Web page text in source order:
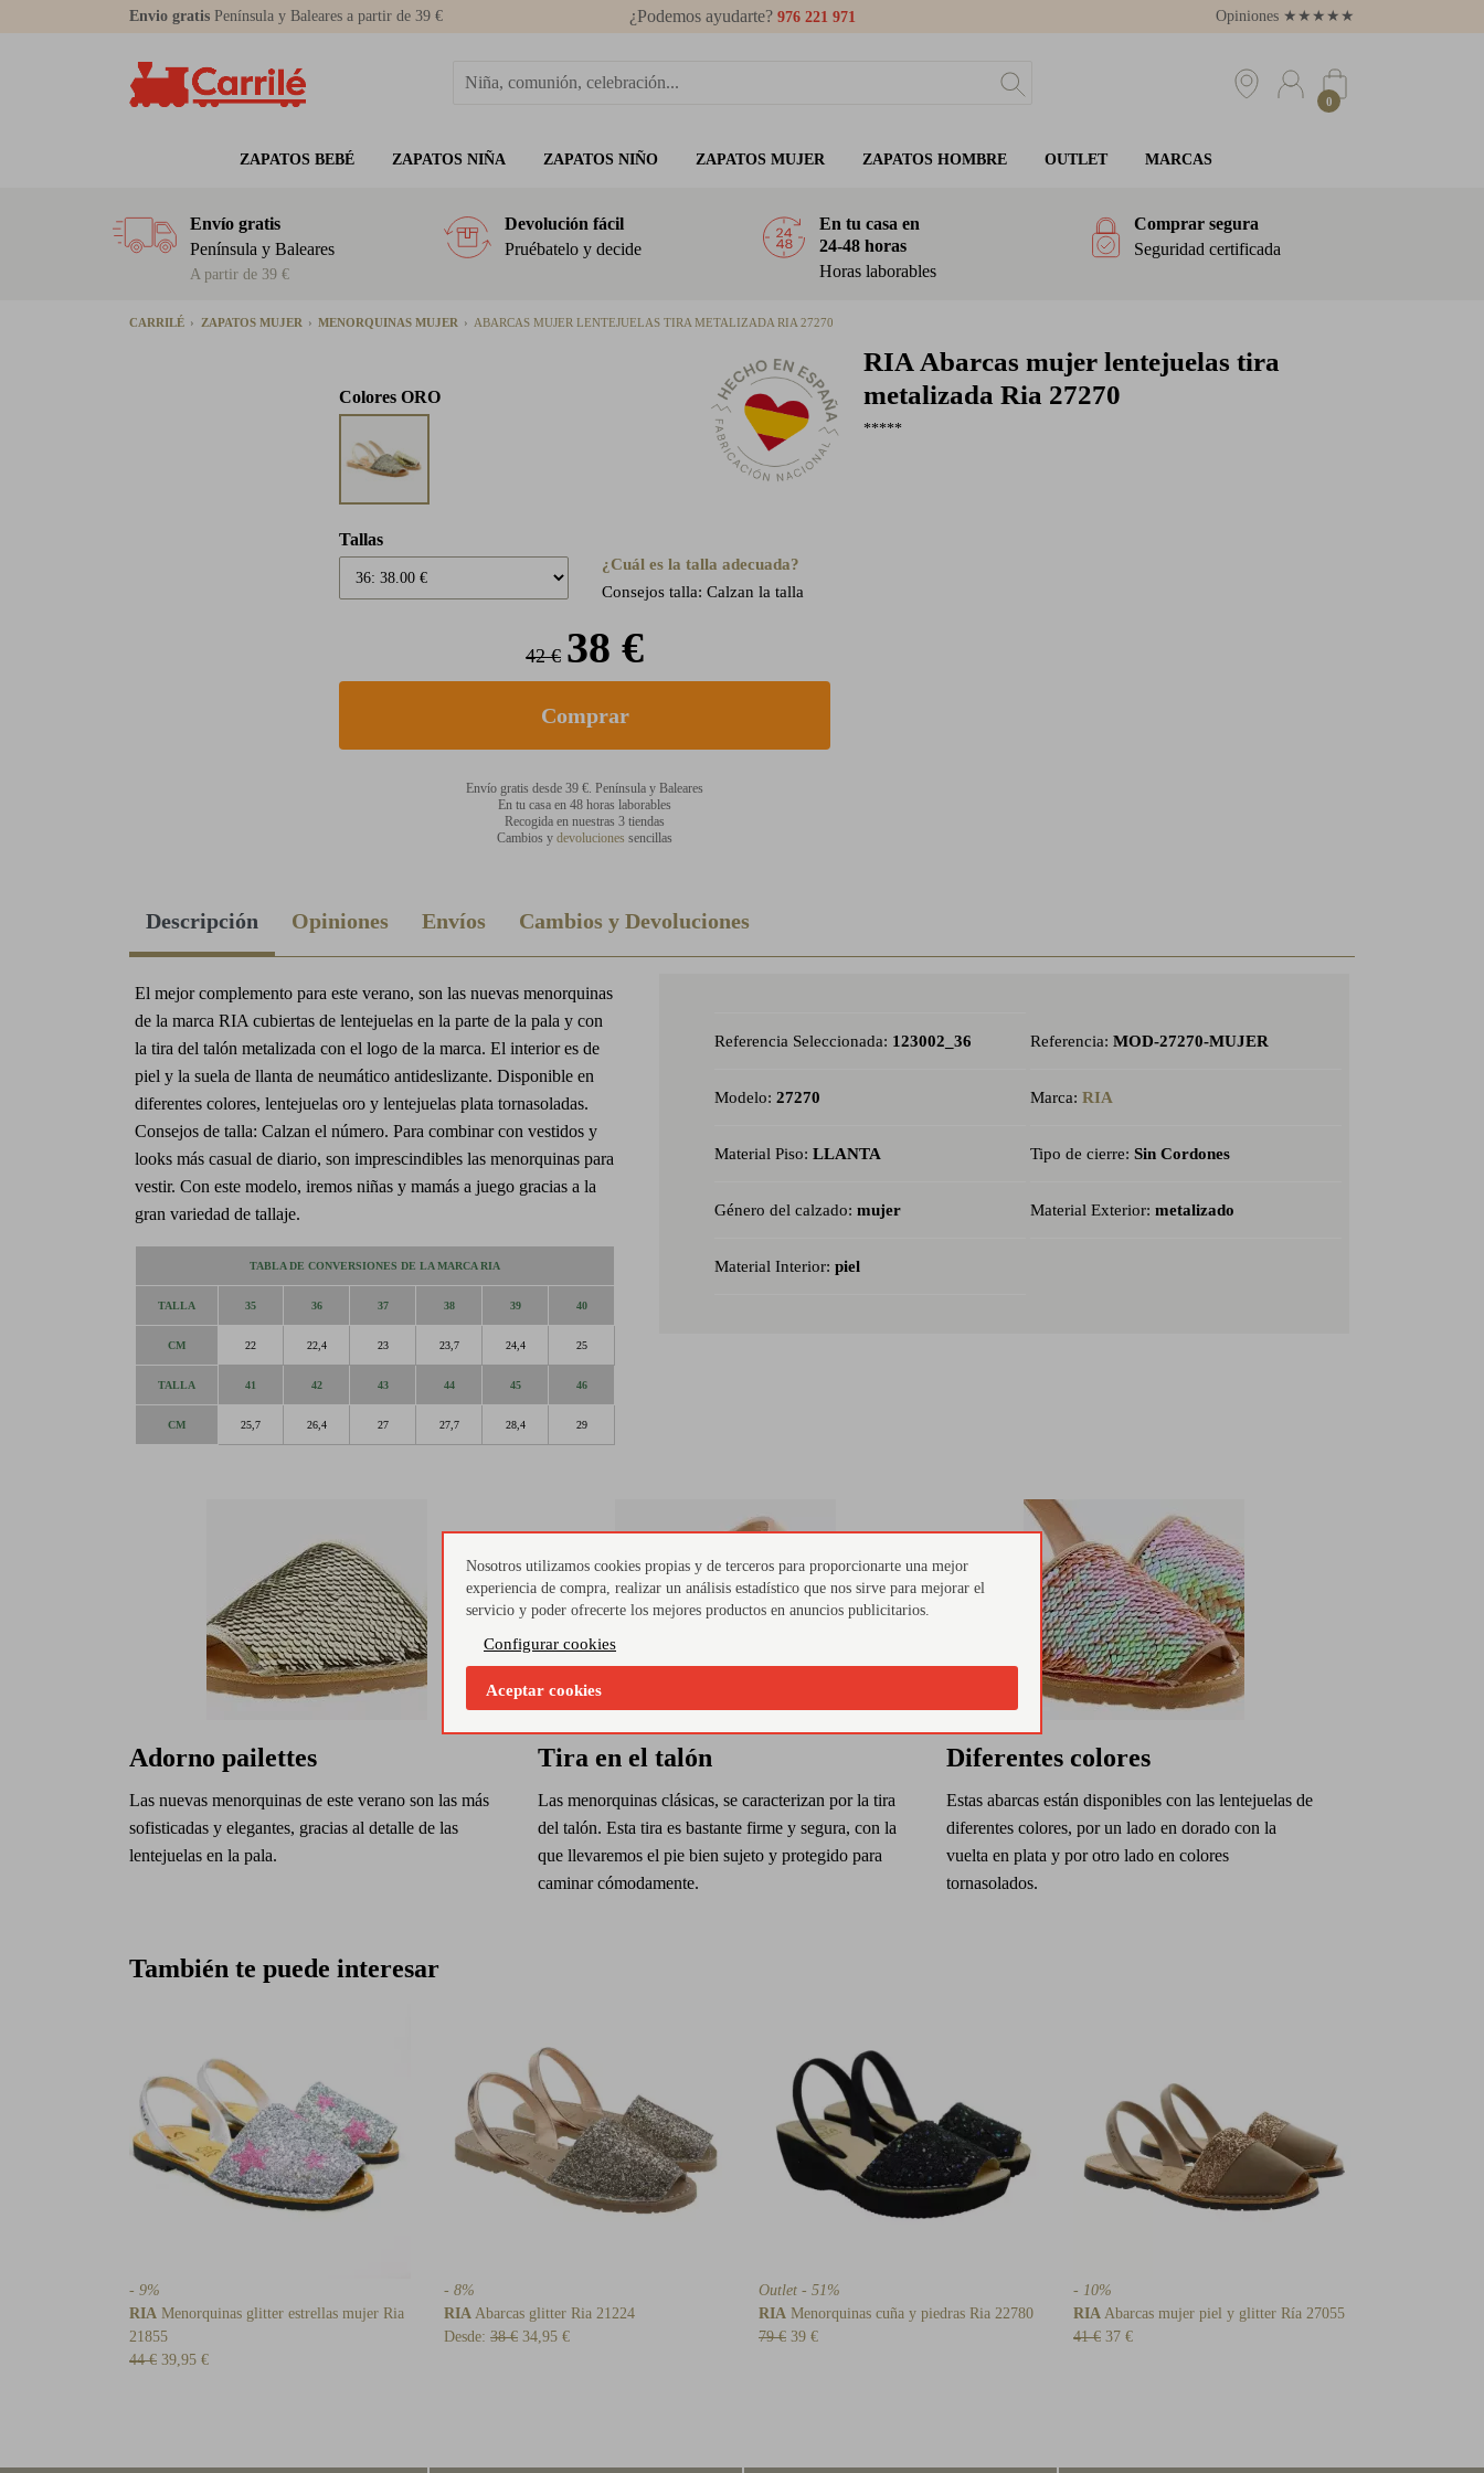
Envio gratis Península y Baleares a partir de 39 € ¿Podemos ayudarte? 976 221 971 Opiniones ★ ★ ★ ★ ★
0
ZAPATOS BEBÉ ZAPATOS NIÑA ZAPATOS NIÑO ZAPATOS MUJER ZAPATOS HOMBRE OUTLET MARCAS
Envío gratis
Península y Baleares
A partir de 39 €
Devolución fácil
Pruébatelo y decide
En tu casa en
24-48 horas
Horas laborables
Comprar segura
Seguridad certificada
CARRILÉ ZAPATOS MUJER MENORQUINAS MUJER ABARCAS MUJER LENTEJUELAS TIRA METALIZADA RIA 27270
RIA Abarcas mujer lentejuelas tira
metalizada Ria 27270
*****
Colores ORO
Tallas
¿Cuál es la talla adecuada?
Consejos talla: Calzan la talla
42 € 38 €
Envío gratis desde 39 €. Península y Baleares
En tu casa en 48 horas laborables
Recogida en nuestras 3 tiendas
Cambios y devoluciones sencillas
Descripción Opiniones Envíos Cambios y Devoluciones
Referencia Seleccionada: 123002_36 Referencia: MOD-27270-MUJER
Modelo: 27270 Marca: RIA
Material Piso: LLANTA Tipo de cierre: Sin Cordones
Género del calzado: mujer Material Exterior: metalizado
Material Interior: piel
El mejor complemento para este verano, son las nuevas menorquinas
de la marca RIA cubiertas de lentejuelas en la parte de la pala y con
la tira del talón metalizada con el logo de la marca. El interior es de
piel y la suela de llanta de neumático antideslizante. Disponible en
diferentes colores, lentejuelas oro y lentejuelas plata tornasoladas.
Consejos de talla: Calzan el número. Para combinar con vestidos y
looks más casual de diario, son imprescindibles las menorquinas para
vestir. Con este modelo, iremos niñas y mamás a juego gracias a la
gran variedad de tallaje.
TABLA DE CONVERSIONES DE LA MARCA RIA
TALLA 35 36 37 38 39 40
CM 22 22,4 23 23,7 24,4 25
TALLA 41 42 43 44 45 46
CM 25,7 26,4 27 27,7 28,4 29
Adorno pailettes
Las nuevas menorquinas de este verano son las más
sofisticadas y elegantes, gracias al detalle de las
lentejuelas en la pala.
Tira en el talón
Las menorquinas clásicas, se caracterizan por la tira
del talón. Esta tira es bastante firme y segura, con la
que llevaremos el pie bien sujeto y protegido para
caminar cómodamente.
Diferentes colores
Estas abarcas están disponibles con las lentejuelas de
diferentes colores, por un lado en dorado con la
vuelta en plata y por otro lado en colores
tornasolados.
También te puede interesar
- 9%
RIA Menorquinas glitter estrellas mujer Ria
21855
44 € 39,95 €
- 8%
RIA Abarcas glitter Ria 21224
Desde: 38 € 34,95 €
Outlet - 51%
RIA Menorquinas cuña y piedras Ria 22780
79 € 39 €
- 10%
RIA Abarcas mujer piel y glitter Ría 27055
41 € 37 €
Nosotros utilizamos cookies propias y de terceros para proporcionarte una mejor
experiencia de compra, realizar un análisis estadístico que nos sirve para mejorar el
servicio y poder ofrecerte los mejores productos en anuncios publicitarios.
Configurar cookies
Aceptar cookies